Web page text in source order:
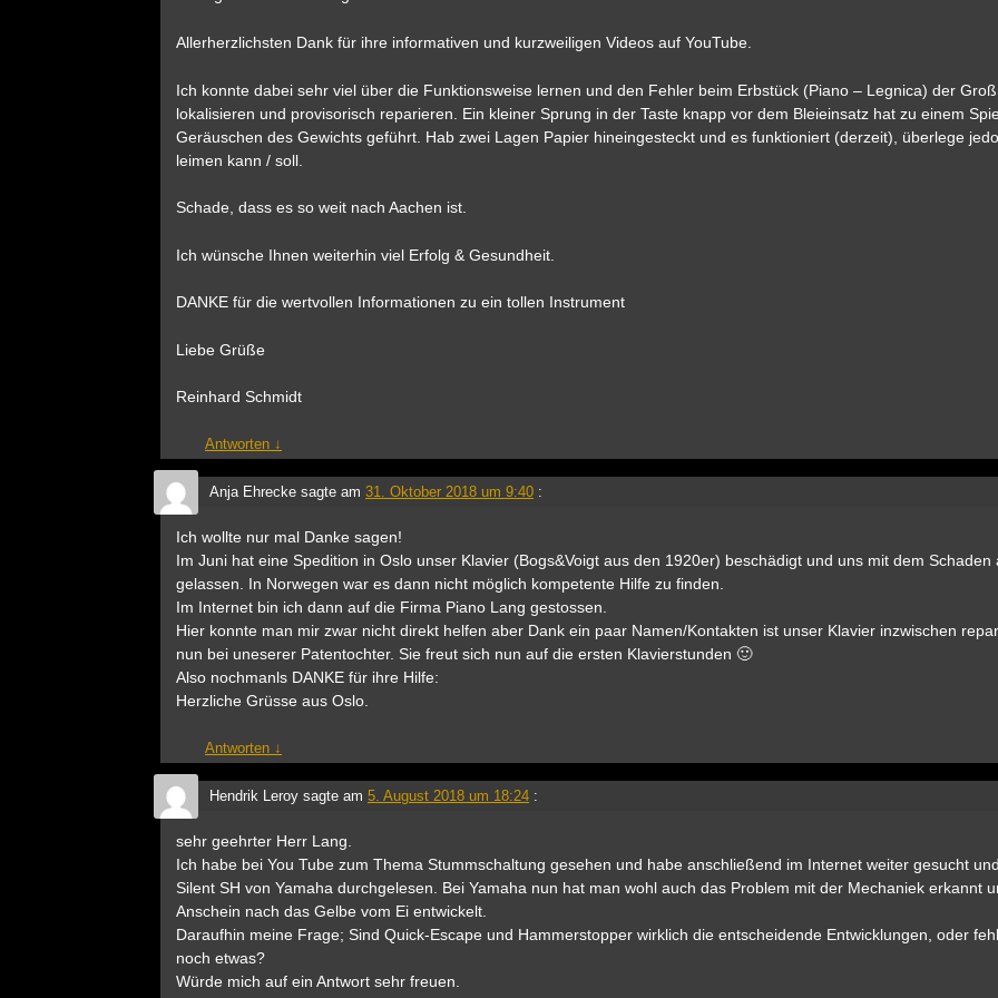
Allerherzlichsten Dank für ihre informativen und kurzweiligen Videos auf YouTube.
Ich konnte dabei sehr viel über die Funktionsweise lernen und den Fehler beim Erbstück (Piano – Legnica) der
lokalisieren und provisorisch reparieren. Ein kleiner Sprung in der Taste knapp vor dem Bleieinsatz hat zu einem
Geräuschen des Gewichts geführt. Hab zwei Lagen Papier hineingesteckt und es funktioniert (derzeit), überlege
leimen kann / soll.
Schade, dass es so weit nach Aachen ist.
Ich wünsche Ihnen weiterhin viel Erfolg & Gesundheit.
DANKE für die wertvollen Informationen zu ein tollen Instrument
Liebe Grüße
Reinhard Schmidt
Antworten ↓
Anja Ehrecke sagte am 31. Oktober 2018 um 9:40 :
Ich wollte nur mal Danke sagen!
Im Juni hat eine Spedition in Oslo unser Klavier (Bogs&Voigt aus den 1920er) beschädigt und uns mit dem Schaden
gelassen. In Norwegen war es dann nicht möglich kompetente Hilfe zu finden.
Im Internet bin ich dann auf die Firma Piano Lang gestossen.
Hier konnte man mir zwar nicht direkt helfen aber Dank ein paar Namen/Kontakten ist unser Klavier inzwischen
nun bei uneserer Patentochter. Sie freut sich nun auf die ersten Klavierstunden 🙂
Also nochmanls DANKE für ihre Hilfe:
Herzliche Grüsse aus Oslo.
Antworten ↓
Hendrik Leroy sagte am 5. August 2018 um 18:24 :
sehr geehrter Herr Lang.
Ich habe bei You Tube zum Thema Stummschaltung gesehen und habe anschließend im Internet weiter gesucht
Silent SH von Yamaha durchgelesen. Bei Yamaha nun hat man wohl auch das Problem mit der Mechaniek erkannt
Anschein nach das Gelbe vom Ei entwickelt.
Daraufhin meine Frage; Sind Quick-Escape und Hammerstopper wirklich die entscheidende Entwicklungen, oder
noch etwas?
Würde mich auf ein Antwort sehr freuen.